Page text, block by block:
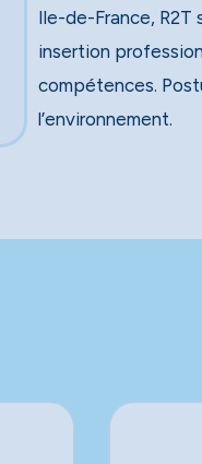
Ile-de-France, R2T
insertion
compétences.
l’environnement.